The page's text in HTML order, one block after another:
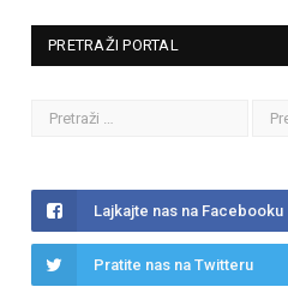
PRETRAŽI PORTAL
Lajkajte nas na Facebooku
Pratite nas na Twitteru